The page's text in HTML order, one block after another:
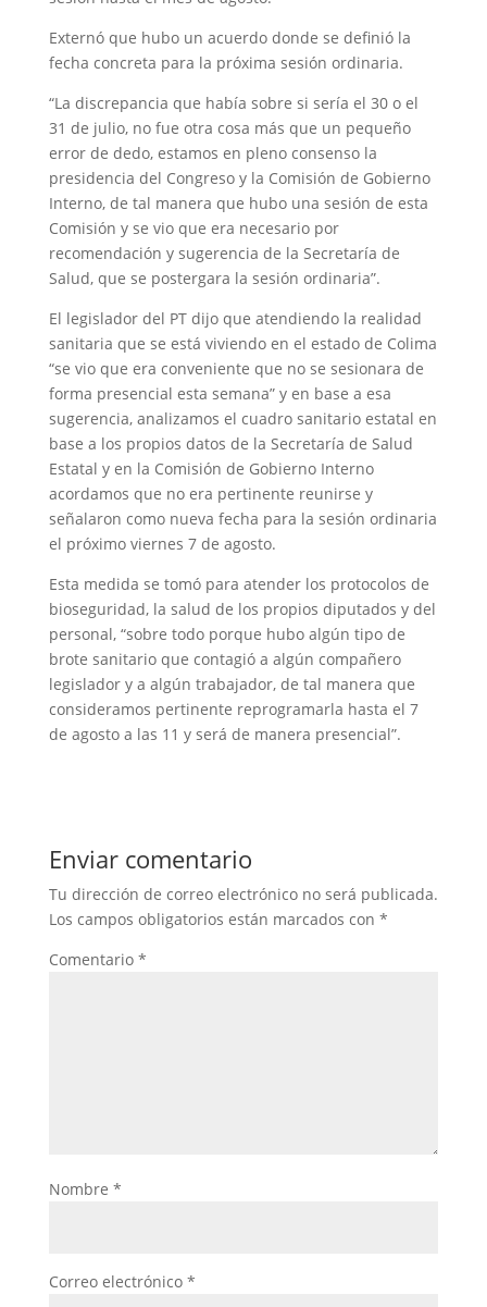
Externó que hubo un acuerdo donde se definió la
fecha concreta para la próxima sesión ordinaria.
“La discrepancia que había sobre si sería el 30 o el
31 de julio, no fue otra cosa más que un pequeño
error de dedo, estamos en pleno consenso la
presidencia del Congreso y la Comisión de Gobierno
Interno, de tal manera que hubo una sesión de esta
Comisión y se vio que era necesario por
recomendación y sugerencia de la Secretaría de
Salud, que se postergara la sesión ordinaria”.
El legislador del PT dijo que atendiendo la realidad
sanitaria que se está viviendo en el estado de Colima
“se vio que era conveniente que no se sesionara de
forma presencial esta semana” y en base a esa
sugerencia, analizamos el cuadro sanitario estatal en
base a los propios datos de la Secretaría de Salud
Estatal y en la Comisión de Gobierno Interno
acordamos que no era pertinente reunirse y
señalaron como nueva fecha para la sesión ordinaria
el próximo viernes 7 de agosto.
Esta medida se tomó para atender los protocolos de
bioseguridad, la salud de los propios diputados y del
personal, “sobre todo porque hubo algún tipo de
brote sanitario que contagió a algún compañero
legislador y a algún trabajador, de tal manera que
consideramos pertinente reprogramarla hasta el 7
de agosto a las 11 y será de manera presencial”.
Enviar comentario
Tu dirección de correo electrónico no será publicada.
Los campos obligatorios están marcados con *
Comentario *
Nombre *
Correo electrónico *